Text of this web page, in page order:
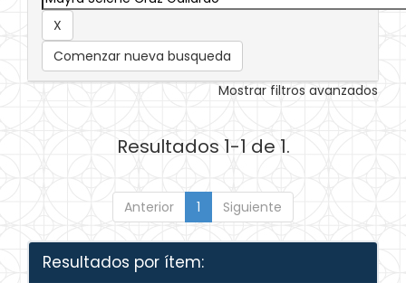
Comenzar nueva busqueda
Mostrar filtros avanzados
Resultados 1-1 de 1.
Anterior 1 Siguiente
Resultados por ítem: